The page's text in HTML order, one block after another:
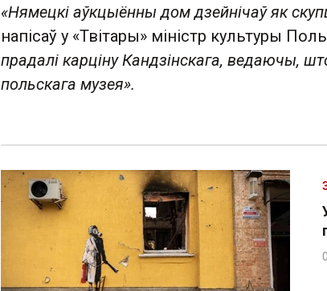
«Нямецкі аўкцыённы дом дзейнічаў як
напісаў у «Твітары» міністр культуры
прадалі карціну Кандзінскага, ведаючы,
польскага музея».